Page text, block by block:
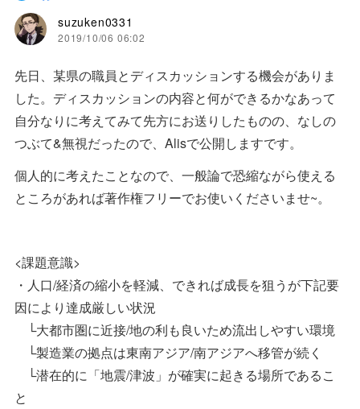
suzuken0331
2019/10/06 06:02
先日、某県の職員とディスカッションする機会がありま
した。ディスカッションの内容と何ができるかなあって
自分なりに考えてみて先方にお送りしたものの、なしの
つぶて&無視だったので、Alisで公開しますです。
個人的に考えたことなので、一般論で恐縮ながら使える
ところがあれば著作権フリーでお使いくださいませ~。
<課題意識>
・人口/経済の縮小を軽減、できれば成長を狙うが下記要
因により達成厳しい状況
└大都市圏に近接/地の利も良いため流出しやすい環境
└製造業の拠点は東南アジア/南アジアへ移管が続く
└潜在的に「地震/津波」が確実に起きる場所であるこ
と